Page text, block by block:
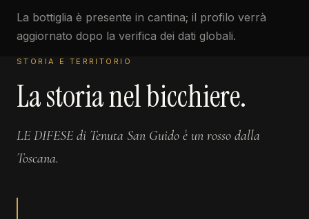
La bottiglia è presente in cantina; il profilo verrà
aggiornato dopo la verifica dei dati globali.
STORIA E TERRITORIO
La storia nel bicchiere.
LE DIFESE di Tenuta San Guido è un rosso dalla
Toscana.